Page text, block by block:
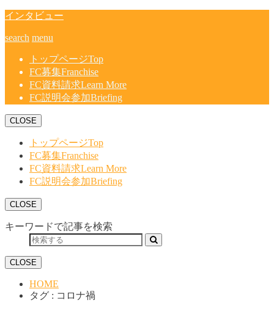
インタビュー
search menu
トップページTop
FC募集Franchise
FC資料請求Learn More
FC説明会参加Briefing
CLOSE
トップページTop
FC募集Franchise
FC資料請求Learn More
FC説明会参加Briefing
CLOSE
キーワードで記事を検索
CLOSE
HOME
タグ : コロナ禍